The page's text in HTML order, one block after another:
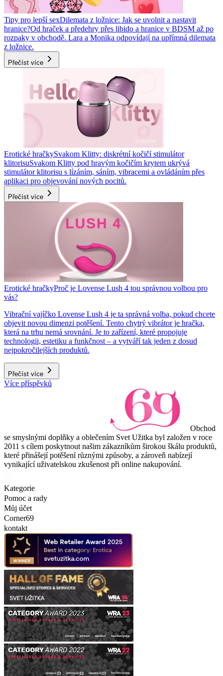
Tipy pro lepší sexDilemata z ložnice: Jak se uvolnit a nastavit
hranice?Od hraček a předehry přes libido a hranice v BDSM až po
rozpaky v obchodě. Lara a Monika odpovídají na upřímná dilemata
z ložnice.
Přečíst více
Erotické hračkySvakom Klitty: diskrétní kočičí stimulátor
klitorisuSvakom Klitty pod hravým kočičím krytem ukrývá
stimulátor klitorisu s lízáním, sáním, vibracemi a ovládáním přes
aplikaci pro objevování nových pocitů.
Přečíst více
Erotické hračkyProč je Lovense Lush 4 tou správnou volbou pro
vás?
Vibrační vajíčko Lovense Lush 4 je ta správná volba, pokud chcete
objevit novou dimenzi potěšení. Tento chytrý vibrátor je hračka,
která na trhu nemá srovnání. Je to zařízení, které propojuje
technologii, estetiku a funkčnost – a vytváří tak jeden z dosud
nejpokročilejších produktů.
Přečíst více
Více příspěvků
Obchod
se smyslnými doplňky a oblečením Svet Užitka byl založen v roce
2011 s cílem poskytnout našim zákazníkům širokou škálu produktů,
které přinášejí potěšení různými způsoby, a zároveň nabízejí
vynikající uživatelskou zkušenost při online nakupování.
Kategorie
Pomoc a rady
Můj účet
Corner69
kontakt